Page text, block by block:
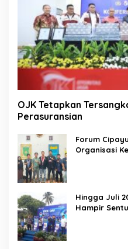
OJK Tetapkan
Perasuransian
Forum
Organisasi
Hingga Juli
Hampir